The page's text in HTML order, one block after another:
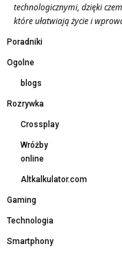
technologicznymi, dzięki
które ułatwiają życie i
Poradniki
Ogolne
blogs
Rozrywka
Crossplay
Wróżby
online
Altkalkulator.com
Gaming
Technologia
Smartphony